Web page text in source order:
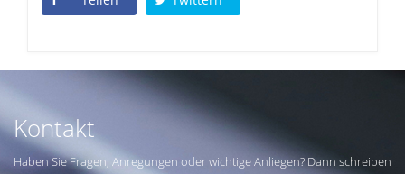
Kontakt
Haben Sie Fragen, Anregungen oder wichtige Anliegen? Dann schreiben